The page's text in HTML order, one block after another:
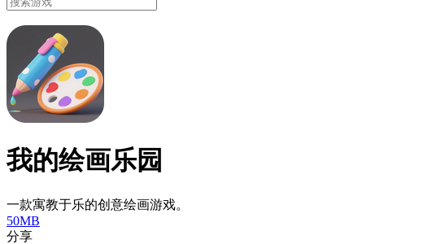
我的绘画乐园
一款寓教于乐的创意绘画游戏。
50MB
分享